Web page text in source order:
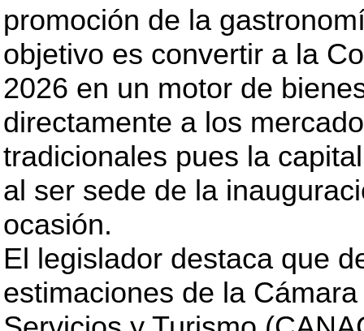
promoción de la
objetivo es convertir a la
2026 en un motor de
directamente a los
tradicionales pues la
al ser sede de la
ocasión.
El legislador destaca que
estimaciones de la